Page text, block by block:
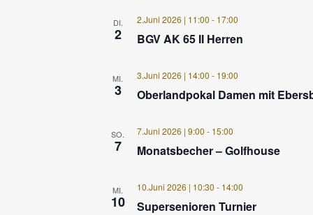
DI.
2 BGV AK 65 II Herren
2.Juni 2026 | 11:00 - 17:00
MI.
3 Oberlandpokal Damen mit
3.Juni 2026 | 14:00 - 19:00
SO.
7 Monatsbecher – Golfhouse
7.Juni 2026 | 9:00 - 15:00
MI.
10 Supersenioren Turnier
10.Juni 2026 | 10:30 - 14:00